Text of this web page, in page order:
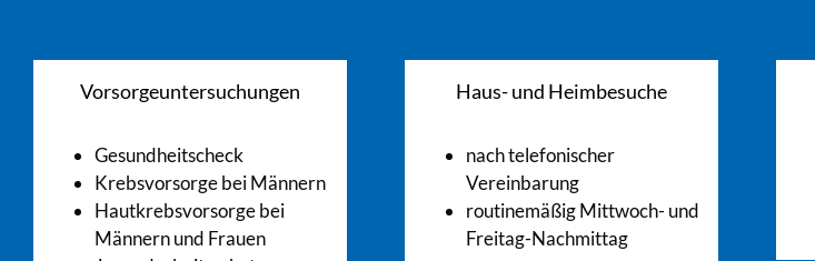
Vorsorgeuntersuchungen
Gesundheitscheck
Krebsvorsorge bei Männern
Hautkrebsvorsorge bei
Männern und Frauen
Haus- und Heimbesuche
nach telefonischer
Vereinbarung
routinemäßig Mittwoch- und
Freitag-Nachmittag